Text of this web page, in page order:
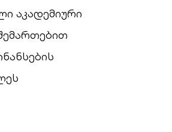
აკადემიური